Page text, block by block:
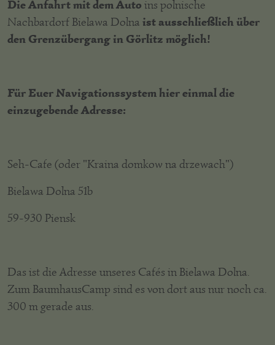
Die Anfahrt mit dem Auto ins polnische
Nachbardorf Bielawa Dolna ist ausschließlich über
den Grenzübergang in Görlitz möglich!
Für Euer Navigationssystem hier einmal die
einzugebende Adresse:
Seh-Cafe (oder "Kraina domkow na drzewach")
Bielawa Dolna 51b
59-930 Piensk
Das ist die Adresse unseres Cafés in Bielawa Dolna.
Zum BaumhausCamp sind es von dort aus nur noch ca.
300 m gerade aus.